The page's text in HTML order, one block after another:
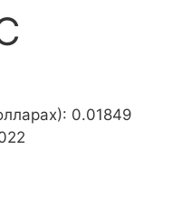
0.01849